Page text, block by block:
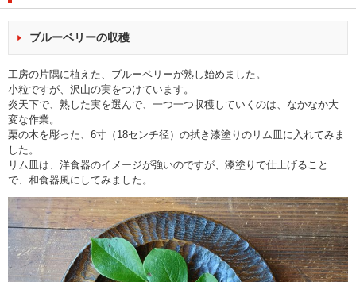
ブルーベリーの収穫
工房の片隅に植えた、ブルーベリーが熟し始めました。
小粒ですが、沢山の実をつけています。
炎天下で、熟した実を選んで、一つ一つ収穫していくのは、なかなか大
変な作業。
栗の木を彫った、6寸（18センチ径）の拭き漆塗りのリム皿に入れてみま
した。
リム皿は、洋食器のイメージが強いのですが、漆塗りで仕上げること
で、和食器風にしてみました。